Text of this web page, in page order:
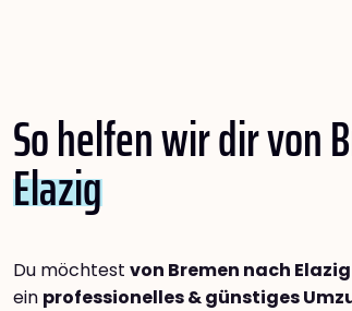
So helfen wir dir von
Elazig
Du möchtest von Bremen nach Elazig
ein professionelles & günstiges